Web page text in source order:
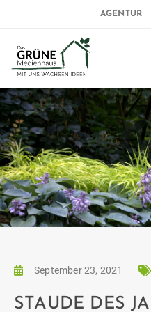
AGENTUR
September 23, 2021
STAUDE DES